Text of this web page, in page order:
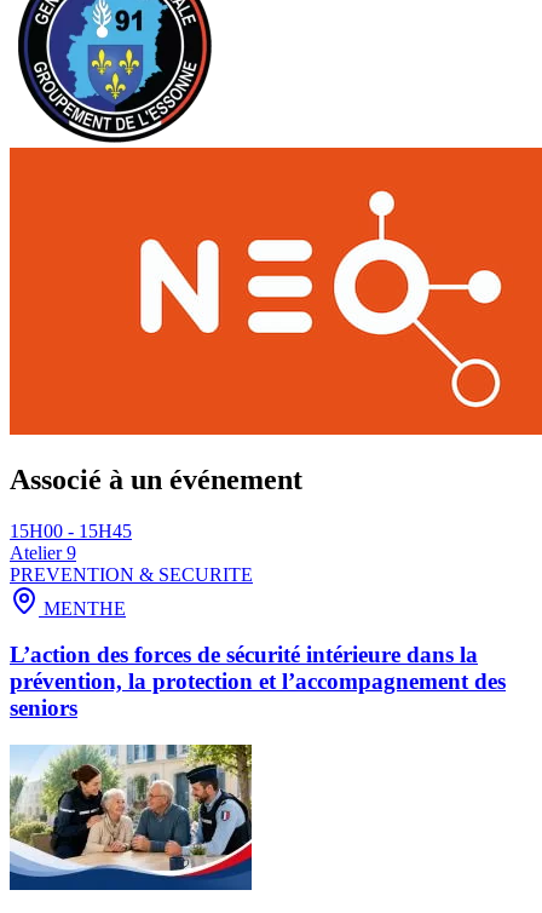
Associé à un événement
15H00 - 15H45
Atelier 9
PREVENTION & SECURITE
MENTHE
L’action des forces de sécurité intérieure dans la
prévention, la protection et l’accompagnement des
seniors